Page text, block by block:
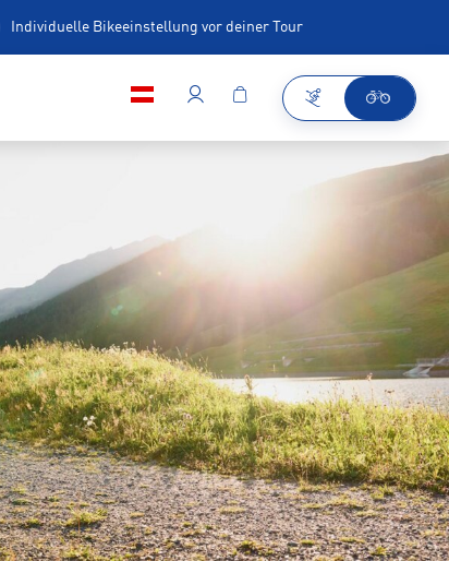
Individuelle Bikeeinstellung vor deiner Tour